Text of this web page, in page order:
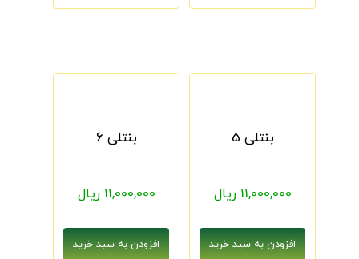
بنتلی 5
11,000,000 ریال
بنتلی 6
11,000,000 ریال